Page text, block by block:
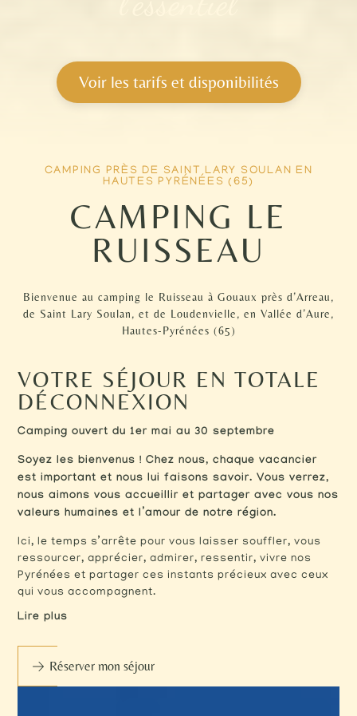
Voir les tarifs et disponibilités
CAMPING PRÈS DE SAINT LARY SOULAN EN
HAUTES PYRÉNÉES (65)
CAMPING LE
RUISSEAU
Bienvenue au camping le Ruisseau à Gouaux près d’Arreau,
de Saint Lary Soulan, et de Loudenvielle, en Vallée d’Aure,
Hautes-Pyrénées (65)
VOTRE SÉJOUR EN TOTALE
DÉCONNEXION
Camping ouvert du 1er mai au 30 septembre
Soyez les bienvenus ! Chez nous, chaque vacancier
est important et nous lui faisons savoir. Vous verrez,
nous aimons vous accueillir et partager avec vous nos
valeurs humaines et l’amour de notre région.
Ici, le temps s’arrête pour vous laisser souffler, vous
ressourcer, apprécier, admirer, ressentir, vivre nos
Pyrénées et partager ces instants précieux avec ceux
qui vous accompagnent.
Lire plus
Réserver mon séjour